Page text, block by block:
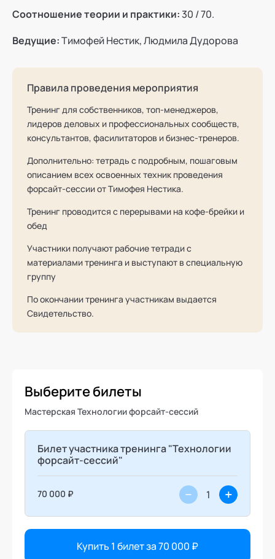
Соотношение теории и практики:30 / 70.
Ведущие:Тимофей Нестик, Людмила Дудорова
Правила проведения мероприятия
Тренинг для собственников, топ-менеджеров,
лидеров деловых и профессиональных сообществ,
консультантов, фасилитаторов и бизнес-тренеров.
Дополнительно: тетрадь с подробным, пошаговым
описанием всех освоенных техник проведения
форсайт-сессии от Тимофея Нестика.
Тренинг проводится с перерывами на кофе-брейки и
обед
Участники получают рабочие тетради с
материалами тренинга и выступают в специальную
группу
По окончании тренинга участникам выдается
Свидетельство.
Выберите билеты
Мастерская Технологии форсайт-сессий
Билет участника тренинга "Технологии
форсайт-сессий"
70 000 ₽ − +
Купить 1 билет за70 000 ₽